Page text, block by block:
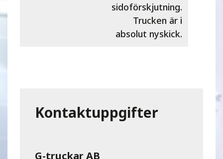
sidoförskjutning.
Trucken är i
absolut nyskick.
Kontaktuppgifter
G-truckar AB